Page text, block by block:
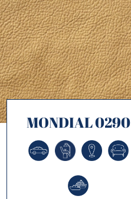
MONDIAL 0290